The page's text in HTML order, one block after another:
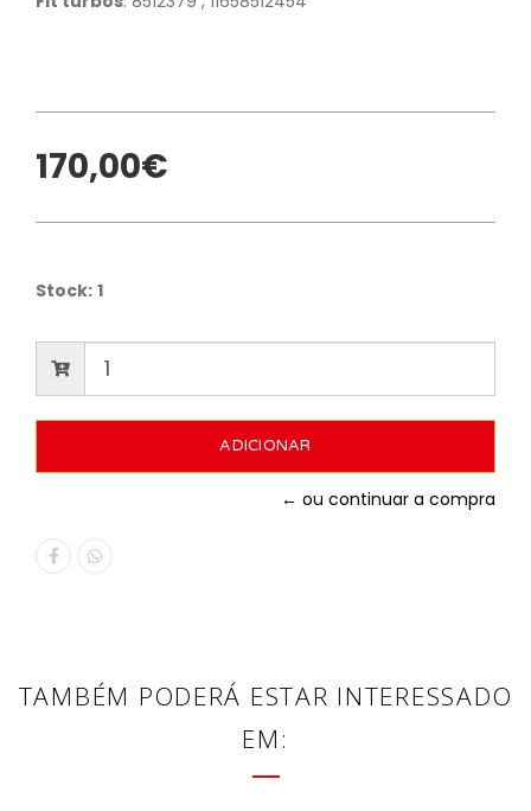
170,00€
Stock: 1
← ou continuar a compra
TAMBÉM PODERÁ ESTAR INTERESSADO
EM: